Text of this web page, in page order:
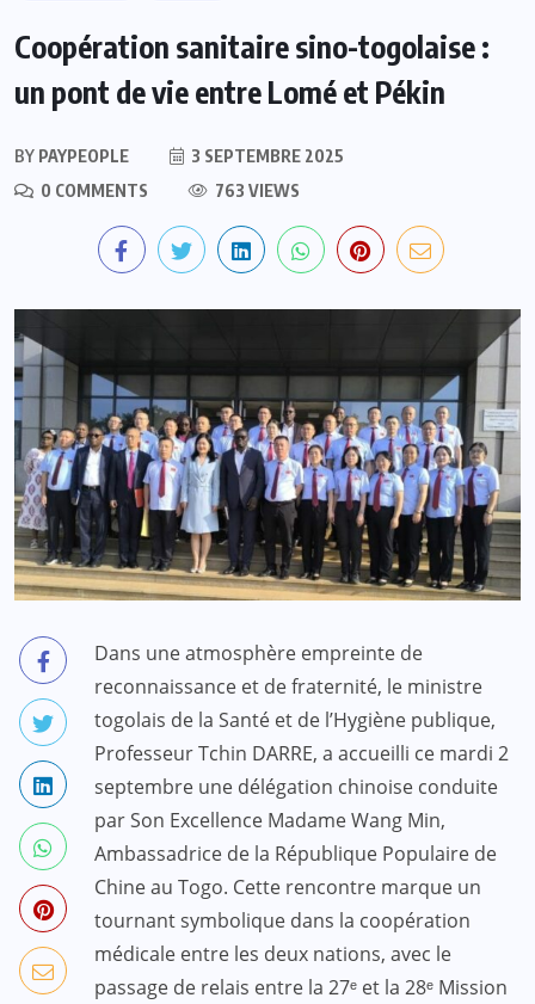
Coopération sanitaire sino-togolaise :
un pont de vie entre Lomé et Pékin
BY PAYPEOPLE
3 SEPTEMBRE 2025
0 COMMENTS
763 VIEWS
Dans une atmosphère empreinte de
reconnaissance et de fraternité, le ministre
togolais de la Santé et de l’Hygiène publique,
Professeur Tchin DARRE, a accueilli ce mardi 2
septembre une délégation chinoise conduite
par Son Excellence Madame Wang Min,
Ambassadrice de la République Populaire de
Chine au Togo. Cette rencontre marque un
tournant symbolique dans la coopération
médicale entre les deux nations, avec le
passage de relais entre la 27ᵉ et la 28ᵉ Mission